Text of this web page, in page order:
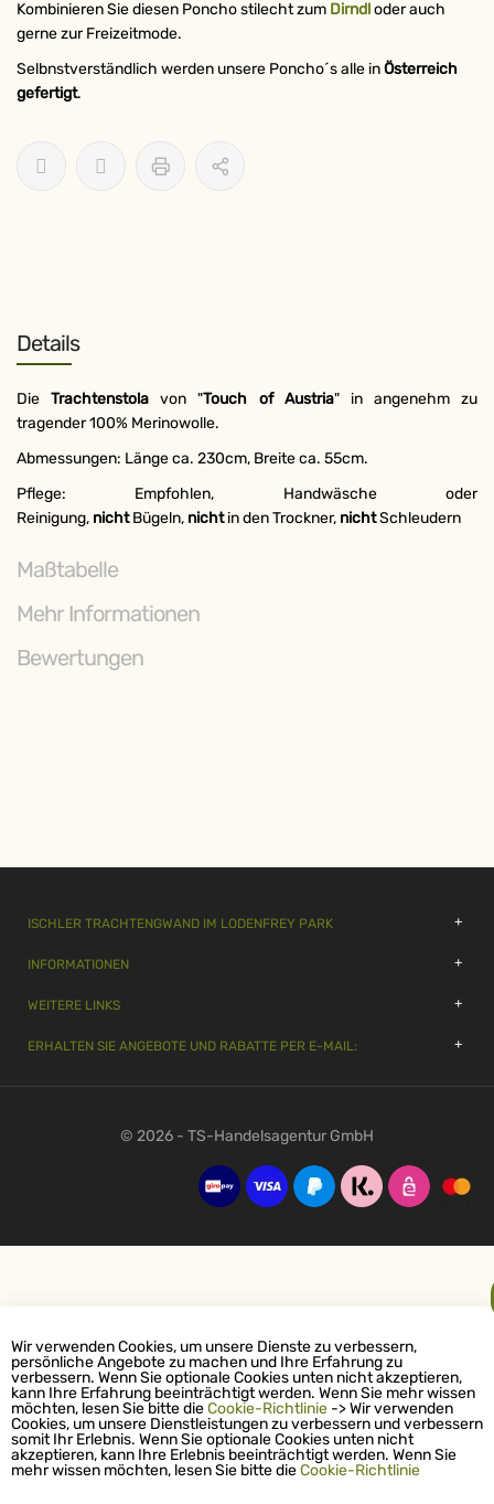
Kombinieren Sie diesen Poncho stilecht zum Dirndloder auch
gerne zur Freizeitmode.
Selbnstverständlich werden unsere Poncho´s alle inÖsterreich
gefertigt.
Details
DieTrachtenstola von "Touch of Austria" in angenehm zu
tragender 100% Merinowolle.
Abmessungen: Länge ca. 230cm, Breite ca. 55cm.
Pflege: Empfohlen, Handwäsche oder
Reinigung, nichtBügeln, nichtin den Trockner, nichtSchleudern
Maßtabelle
Mehr Informationen
Bewertungen
ISCHLER TRACHTENGWAND IM LODENFREY PARK
INFORMATIONEN
WEITERE LINKS
ERHALTEN SIE ANGEBOTE UND RABATTE PER E-MAIL:
© 2026 - TS-Handelsagentur GmbH
Wir verwenden Cookies, um unsere Dienste zu verbessern,
persönliche Angebote zu machen und Ihre Erfahrung zu
verbessern. Wenn Sie optionale Cookies unten nicht akzeptieren,
kann Ihre Erfahrung beeinträchtigt werden. Wenn Sie mehr wissen
möchten, lesen Sie bitte dieCookie-Richtlinie -> Wir verwenden
Cookies, um unsere Dienstleistungen zu verbessern und verbessern
somit Ihr Erlebnis. Wenn Sie optionale Cookies unten nicht
akzeptieren, kann Ihre Erlebnis beeinträchtigt werden. Wenn Sie
mehr wissen möchten, lesen Sie bitte dieCookie-Richtlinie